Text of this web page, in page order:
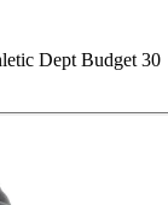
Dept Budget 30